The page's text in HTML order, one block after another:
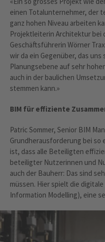
einen Totalunternehmer, der
ganz hohen Niveau arbeiten
Projektleiterin Architektur bei
Geschäftsführerin Wörner
wir da ein Gegenüber, das
Planungsebene auf sehr
auch in der baulichen
stemmen kann.»
BIM für effiziente
Patric Sommer, Senior BIM
Grundherausforderung bei so
ist, dass alle Beteiligten
beteiligter Nutzerinnen und
auch der Bauherr: Das sind
müssen. Hier spielt die
Information Modelling), eine